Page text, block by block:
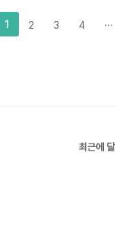
등록을 하기 위해 라이
1 2 3 4 ···
최근에